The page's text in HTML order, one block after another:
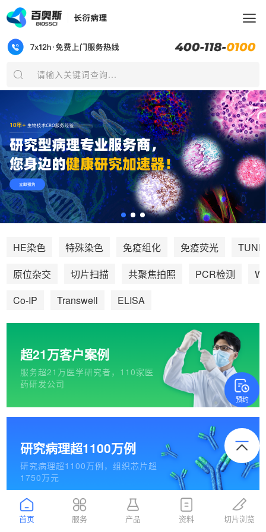
预约
请输入关键词查询...
HE染色 特殊染色 免疫组化 免疫荧光
原位杂交
切片扫描 共聚焦拍照 PCR检测
Co-IP
Transwell ELISA
超21万客户案例
服务超21万医学研究者，110家医
药研发公司
研究病理超1100万例
研究病理超1100万例，组织芯片超
1750万元
首页 服务 产品 资料 切片浏览